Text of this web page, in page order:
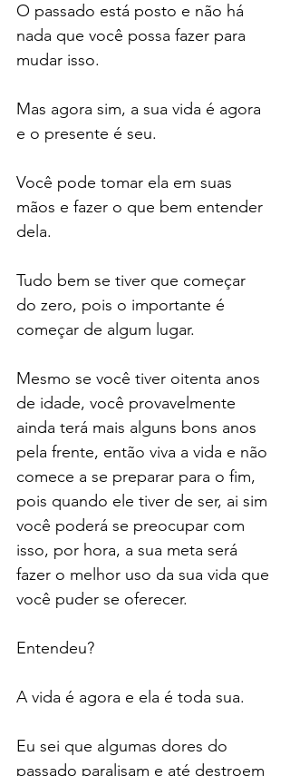
O passado está posto e não há
nada que você possa fazer para
mudar isso.
Mas agora sim, a sua vida é agora
e o presente é seu.
Você pode tomar ela em suas
mãos e fazer o que bem entender
dela.
Tudo bem se tiver que começar
do zero, pois o importante é
começar de algum lugar.
Mesmo se você tiver oitenta anos
de idade, você provavelmente
ainda terá mais alguns bons anos
pela frente, então viva a vida e não
comece a se preparar para o fim,
pois quando ele tiver de ser, ai sim
você poderá se preocupar com
isso, por hora, a sua meta será
fazer o melhor uso da sua vida que
você puder se oferecer.
Entendeu?
A vida é agora e ela é toda sua.
Eu sei que algumas dores do
passado paralisam e até destroem